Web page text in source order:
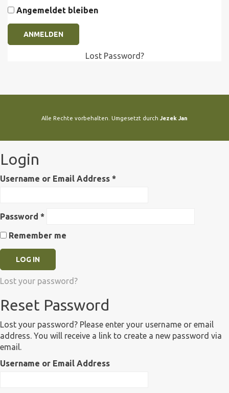
Angemeldet bleiben
Lost Password?
Alle Rechte vorbehalten. Umgesetzt durch Jezek Jan
Login
Username or Email Address *
Password *
Remember me
Lost your password?
Reset Password
Lost your password? Please enter your username or email
address. You will receive a link to create a new password via
email.
Username or Email Address